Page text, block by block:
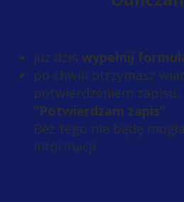
już dziś wypełnij
po chwili otrzymasz
potwierdzeniem zapisu,
“Potwierdzam zapis”.
Bez tego nie będę
informacji